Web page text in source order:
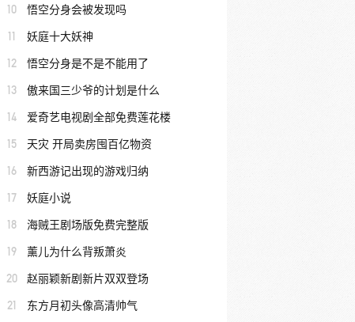
10 悟空分身会被发现吗
11 妖庭十大妖神
12 悟空分身是不是不能用了
13 傲来国三少爷的计划是什么
14 爱奇艺电视剧全部免费莲花楼
15 天灾 开局卖房囤百亿物资
16 新西游记出现的游戏归纳
17 妖庭小说
18 海贼王剧场版免费完整版
19 薰儿为什么背叛萧炎
20 赵丽颖新剧新片双双登场
21 东方月初头像高清帅气